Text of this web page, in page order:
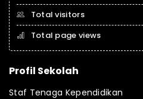
Total visitors
Total page views
Profil Sekolah
Staf Tenaga Kependidikan